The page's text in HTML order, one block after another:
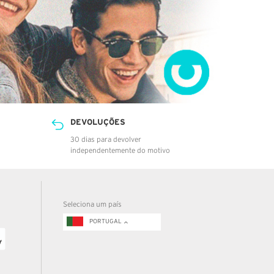
DEVOLUÇÕES
30 dias para devolver
independentemente do motivo
Seleciona um país
PORTUGAL